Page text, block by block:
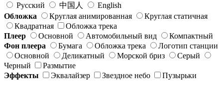
Русский
中国人
English
Обложка
Круглая анимированная
Круглая статичная
Квадратная
Обложка трека
Плеер
Основной Автомобильный вид
Компактный
Фон плеера
Бумага Обложка трека
Логотип станции
Основной
Деликатный Морской бриз
Серый
Черный
Размытие
Эффекты
Эквалайзер Звездное небо Пузырьки